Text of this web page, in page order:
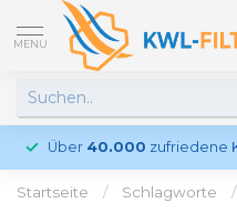
MENU
Über 40.000 zufriedene
Startseite / Schlagworte /